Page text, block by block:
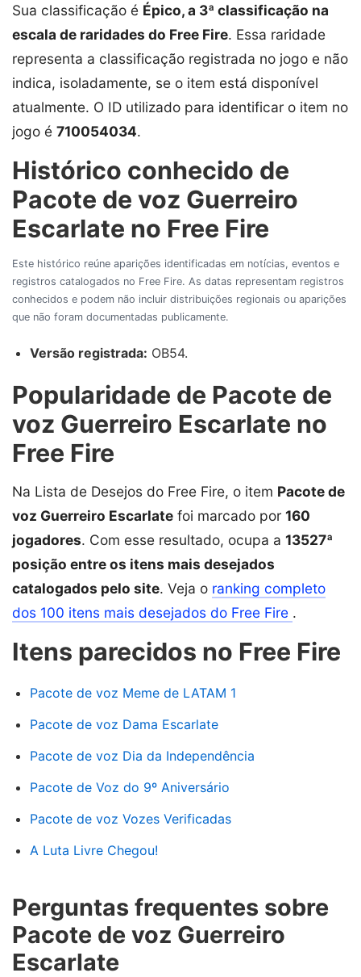
Sua classificação é Épico, a 3ª classificação na
escala de raridades do Free Fire. Essa raridade
representa a classificação registrada no jogo e não
indica, isoladamente, se o item está disponível
atualmente. O ID utilizado para identificar o item no
jogo é 710054034.
Histórico conhecido de
Pacote de voz Guerreiro
Escarlate no Free Fire
Este histórico reúne aparições identificadas em notícias, eventos e
registros catalogados no Free Fire. As datas representam registros
conhecidos e podem não incluir distribuições regionais ou aparições
que não foram documentadas publicamente.
Versão registrada: OB54.
Popularidade de Pacote de
voz Guerreiro Escarlate no
Free Fire
Na Lista de Desejos do Free Fire, o item Pacote de
voz Guerreiro Escarlate foi marcado por 160
jogadores. Com esse resultado, ocupa a 13527ª
posição entre os itens mais desejados
catalogados pelo site. Veja o ranking completo
dos 100 itens mais desejados do Free Fire .
Itens parecidos no Free Fire
Pacote de voz Meme de LATAM 1
Pacote de voz Dama Escarlate
Pacote de voz Dia da Independência
Pacote de Voz do 9º Aniversário
Pacote de voz Vozes Verificadas
A Luta Livre Chegou!
Perguntas frequentes sobre
Pacote de voz Guerreiro
Escarlate